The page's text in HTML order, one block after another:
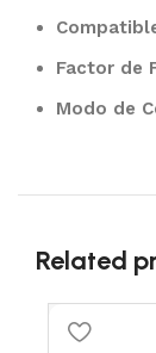
Factor de
Modo de
Related